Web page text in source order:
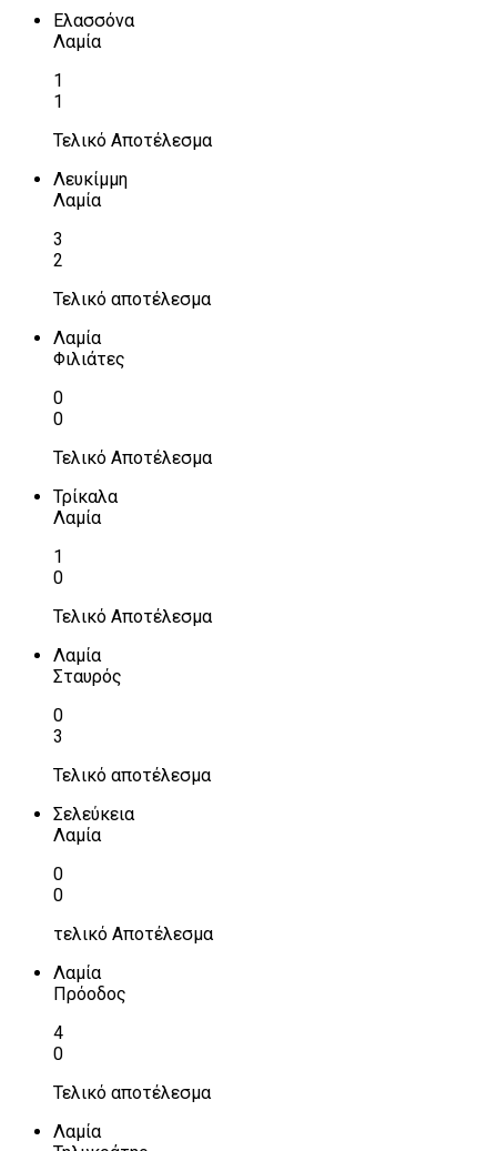
Ελασσόνα
Λαμία
1
1
Τελικό Αποτέλεσμα
Λευκίμμη
Λαμία
3
2
Τελικό αποτέλεσμα
Λαμία
Φιλιάτες
0
0
Τελικό Αποτέλεσμα
Τρίκαλα
Λαμία
1
0
Τελικό Αποτέλεσμα
Λαμία
Σταυρός
0
3
Τελικό αποτέλεσμα
Σελεύκεια
Λαμία
0
0
τελικό Αποτέλεσμα
Λαμία
Πρόοδος
4
0
Τελικό αποτέλεσμα
Λαμία